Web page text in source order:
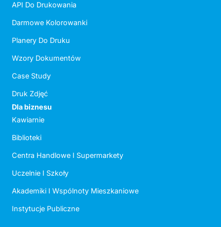
API Do Drukowania
Darmowe Kolorowanki
Planery Do Druku
Wzory Dokumentów
Case Study
Druk Zdjęć
Dla biznesu
Kawiarnie
Biblioteki
Centra Handlowe I Supermarkety
Uczelnie I Szkoły
Akademiki I Wspólnoty Mieszkaniowe
Instytucje Publiczne